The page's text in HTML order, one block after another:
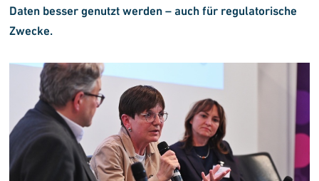
Daten besser genutzt werden – auch für regulatorische
Zwecke.